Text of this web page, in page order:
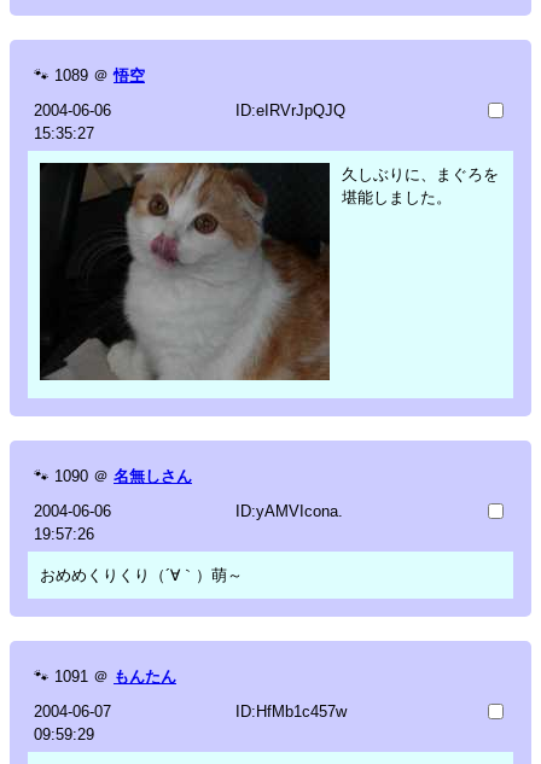
🐾 1089 ＠ 悟空
2004-06-06
15:35:27
ID:eIRVrJpQJQ
久しぶりに、まぐろを
堪能しました。
🐾 1090 ＠ 名無しさん
2004-06-06
19:57:26
ID:yAMVIcona.
おめめくりくり（´∀｀）萌～
🐾 1091 ＠ もんたん
2004-06-07
09:59:29
ID:HfMb1c457w